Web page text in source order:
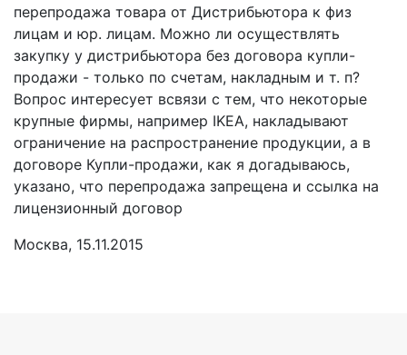
перепродажа товара от Дистрибьютора к физ
лицам и юр. лицам. Можно ли осуществлять
закупку у дистрибьютора без договора купли-
продажи - только по счетам, накладным и т. п?
Вопрос интересует всвязи с тем, что некоторые
крупные фирмы, например IKEA, накладывают
ограничение на распространение продукции, а в
договоре Купли-продажи, как я догадываюсь,
указано, что перепродажа запрещена и ссылка на
лицензионный договор
Москва, 15.11.2015